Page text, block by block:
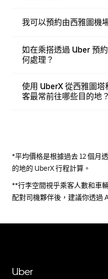
我可以預約由西雅圖機
如在乘搭透過 Uber 預
何處理？
使用 UberX 從西雅圖
客最常前往哪些目的地？
*平均價格是根據過去 12 個月
的地的 UberX 行程計算。
**行李空間視乎乘客人數和車
配對司機夥伴後，建議你透過
Uber